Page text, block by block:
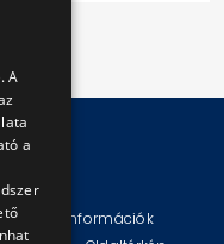
Zrt.
információk
A
a